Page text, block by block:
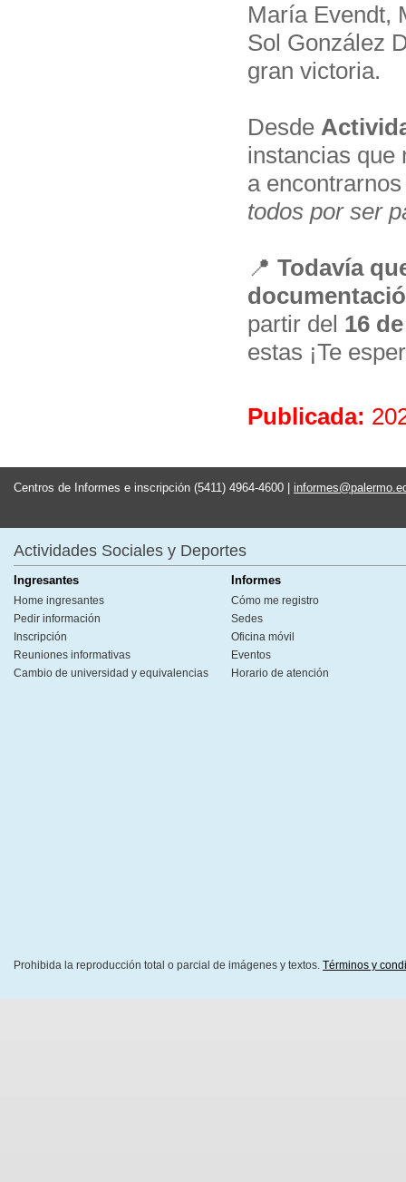
María Evendt,
Sol González
gran victoria.
Desde
instancias que
a
todos por ser
📍 Todavía
partir del 16
estas ¡Te
Publicada:
Centros de Informes e inscripción (5411) 4964-4600 |
Actividades Sociales y Deportes
Ingresantes
Home ingresantes
Pedir información
Inscripción
Reuniones informativas
Cambio de universidad y equivalencias
Informes
Cómo me registro
Sedes
Oficina móvil
Eventos
Horario de atención
Prohibida la reproducción total o parcial de imágenes y textos. Términos y